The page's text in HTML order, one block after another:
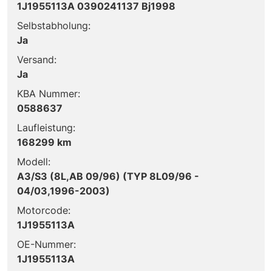
1J1955113A 0390241137 Bj1998
Selbstabholung:
Ja
Versand:
Ja
KBA Nummer:
0588637
Laufleistung:
168299 km
Modell:
A3/S3 (8L,AB 09/96) (TYP 8L09/96 -
04/03,1996-2003)
Motorcode:
1J1955113A
OE-Nummer:
1J1955113A